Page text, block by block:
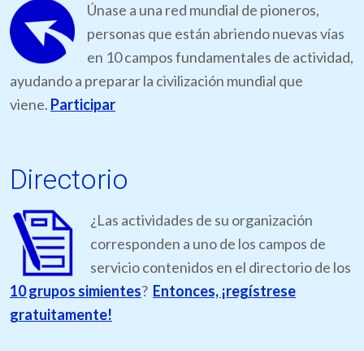
Únase a una red mundial de pioneros,
personas que están abriendo nuevas vías
en 10 campos fundamentales de actividad,
ayudando a preparar la civilización mundial que
viene. Participar
Directorio
¿Las actividades de su organización
corresponden a uno de los campos de
servicio contenidos en el directorio de los
10 grupos simientes? Entonces, ¡regístrese
gratuitamente!